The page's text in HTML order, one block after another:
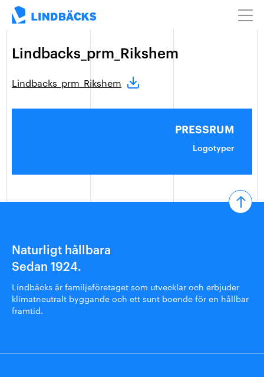
PRESSRUM
Logotyper
Lindbacks_prm_Rikshem
Lindbacks_prm_Rikshem
Naturligt hållbara
Sedan 1924.
Lindbäcks är familjeföretaget som utvecklar och erbjuder
klimatneutralt byggande och ett sunt boende för en hållbar
framtid.